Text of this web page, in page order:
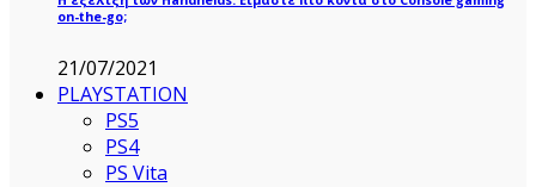
on-the-go;
21/07/2021
PLAYSTATION
PS5
PS4
PS Vita